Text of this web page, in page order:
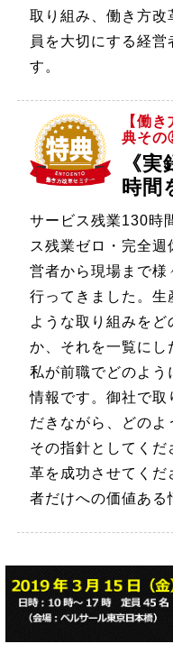
取り組み、働き方改
員を大切にする経
す。
【働
典その
《
時間
サービス残業130時
ス残業ゼロ・完全
営者から現場まで様
行ってきました。生
ような取り組みを
か、それを一覧にし
私が前職でどのよう
情報です。御社で取
だきながら、どのよ
その指針としてくだ
革を成功させてくだ
者だけへの価値ある